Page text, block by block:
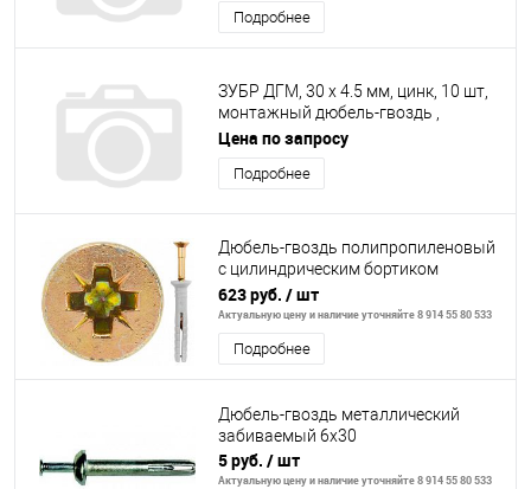
Подробнее
ЗУБР ДГМ, 30 x 4.5 мм, цинк, 10 шт,
монтажный дюбель-гвоздь ,
Профессионал (3063-45-30)
Цена по запросу
Подробнее
Дюбель-гвоздь полипропиленовый
с цилиндрическим бортиком
6х60мм,200шт// СИБРТЕХ
623 руб. / шт
Актуальную цену и наличие уточняйте 8 914 55 80 533
Подробнее
Дюбель-гвоздь металлический
забиваемый 6х30
5 руб. / шт
Актуальную цену и наличие уточняйте 8 914 55 80 533